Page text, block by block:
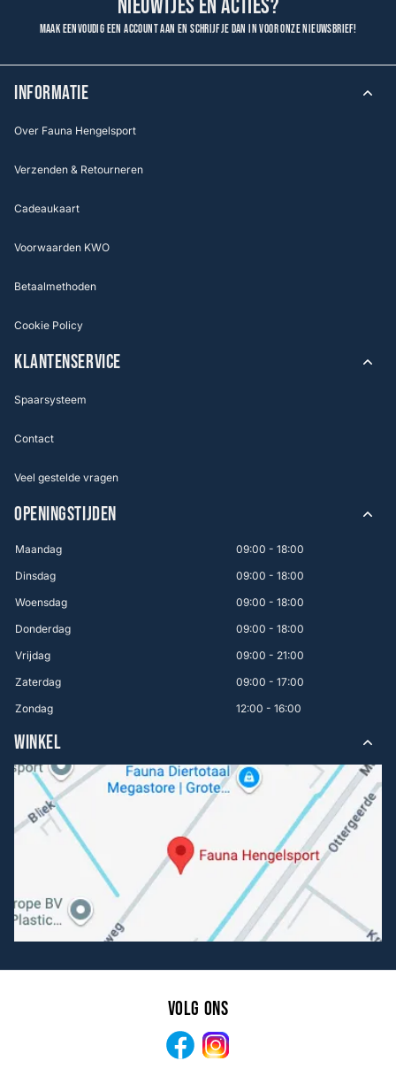
nieuwtjes en acties?
Maak eenvoudig een account aan en schrijf je dan in voor onze nieuwsbrief!
INFORMATIE
Over Fauna Hengelsport
Verzenden & Retourneren
Cadeaukaart
Voorwaarden KWO
Betaalmethoden
Cookie Policy
KLANTENSERVICE
Spaarsysteem
Contact
Veel gestelde vragen
OPENINGSTIJDEN
Maandag
09:00 - 18:00
Dinsdag
09:00 - 18:00
Woensdag
09:00 - 18:00
Donderdag
09:00 - 18:00
Vrijdag
09:00 - 21:00
Zaterdag
09:00 - 17:00
Zondag
12:00 - 16:00
WINKEL
Volg ons
Facebook